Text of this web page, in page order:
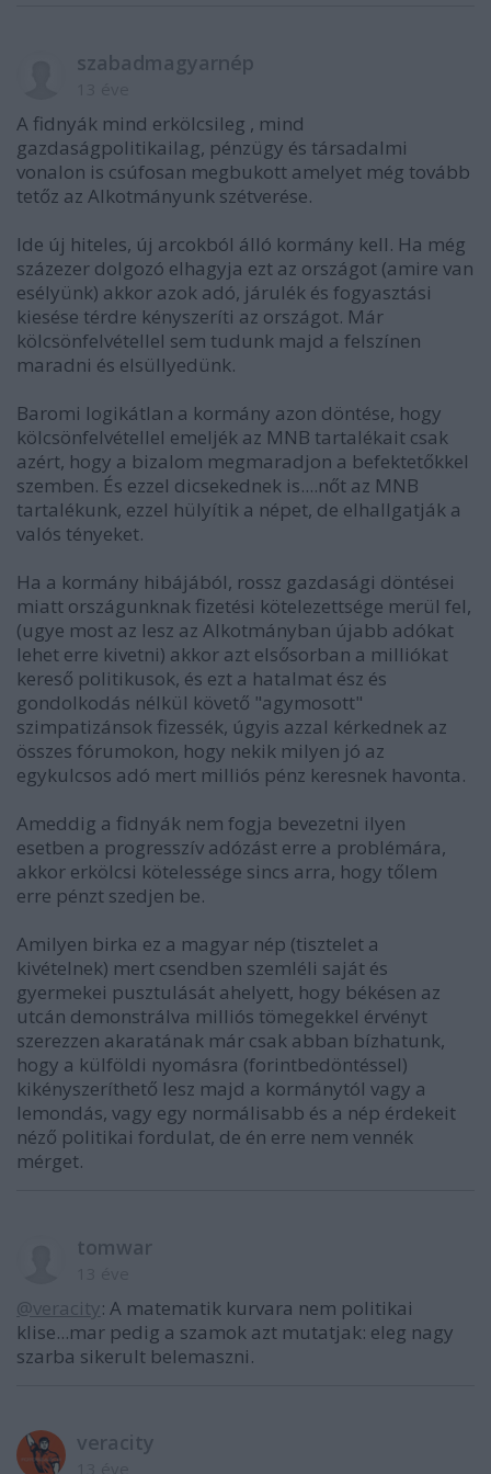
szabadmagyarnép
A fidnyák mind erkölcsileg , mind
gazdaságpolitikailag, pénzügy és társadalmi
vonalon is csúfosan megbukott amelyet még tovább
tetőz az Alkotmányunk szétverése.
Ide új hiteles, új arcokból álló kormány kell. Ha még
százezer dolgozó elhagyja ezt az országot (amire van
esélyünk) akkor azok adó, járulék és fogyasztási
kiesése térdre kényszeríti az országot. Már
kölcsönfelvétellel sem tudunk majd a felszínen
maradni és elsüllyedünk.
Baromi logikátlan a kormány azon döntése, hogy
kölcsönfelvétellel emeljék az MNB tartalékait csak
azért, hogy a bizalom megmaradjon a befektetőkkel
szemben. És ezzel dicsekednek is....nőt az MNB
tartalékunk, ezzel hülyítik a népet, de elhallgatják a
valós tényeket.
Ha a kormány hibájából, rossz gazdasági döntései
miatt országunknak fizetési kötelezettsége merül fel,
(ugye most az lesz az Alkotmányban újabb adókat
lehet erre kivetni) akkor azt elsősorban a milliókat
kereső politikusok, és ezt a hatalmat ész és
gondolkodás nélkül követő "agymosott"
szimpatizánsok fizessék, úgyis azzal kérkednek az
összes fórumokon, hogy nekik milyen jó az
egykulcsos adó mert milliós pénz keresnek havonta.
Ameddig a fidnyák nem fogja bevezetni ilyen
esetben a progresszív adózást erre a problémára,
akkor erkölcsi kötelessége sincs arra, hogy tőlem
erre pénzt szedjen be.
Amilyen birka ez a magyar nép (tisztelet a
kivételnek) mert csendben szemléli saját és
gyermekei pusztulását ahelyett, hogy békésen az
utcán demonstrálva milliós tömegekkel érvényt
szerezzen akaratának már csak abban bízhatunk,
hogy a külföldi nyomásra (forintbedöntéssel)
kikényszeríthető lesz majd a kormánytól vagy a
lemondás, vagy egy normálisabb és a nép érdekeit
néző politikai fordulat, de én erre nem vennék
mérget.
tomwar
@veracity: A matematik kurvara nem politikai
klise...mar pedig a szamok azt mutatjak: eleg nagy
szarba sikerult belemaszni.
veracity